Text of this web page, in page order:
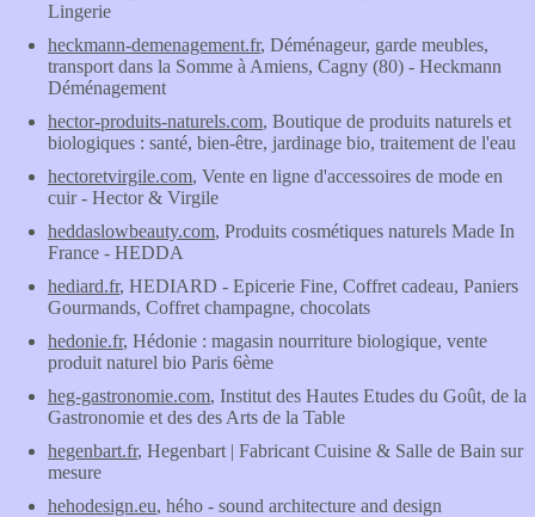
Lingerie
heckmann-demenagement.fr, Déménageur, garde meubles,
transport dans la Somme à Amiens, Cagny (80) - Heckmann
Déménagement
hector-produits-naturels.com, Boutique de produits naturels et
biologiques : santé, bien-être, jardinage bio, traitement de l'eau
hectoretvirgile.com, Vente en ligne d'accessoires de mode en
cuir - Hector & Virgile
heddaslowbeauty.com, Produits cosmétiques naturels Made In
France - HEDDA
hediard.fr, HEDIARD - Epicerie Fine, Coffret cadeau, Paniers
Gourmands, Coffret champagne, chocolats
hedonie.fr, Hédonie : magasin nourriture biologique, vente
produit naturel bio Paris 6ème
heg-gastronomie.com, Institut des Hautes Etudes du Goût, de la
Gastronomie et des des Arts de la Table
hegenbart.fr, Hegenbart | Fabricant Cuisine & Salle de Bain sur
mesure
hehodesign.eu, hého - sound architecture and design